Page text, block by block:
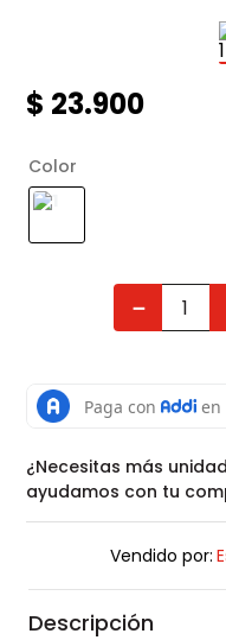
$ 23.900
Color
－
¿Necesitas más
ayudamos con tu
Vendido por:
Descripción